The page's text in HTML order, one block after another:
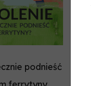
podnieść